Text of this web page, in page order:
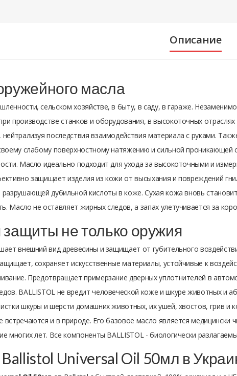
Описание
масла
сельском хозяйстве, в быту, в саду, в гараже.
производстве станков и оборудования, в высокоточных
последствия взаимодействия материала с руками.
слабому поверхностному натяжению и сильной
Масло идеально подходит для ухода за высокоточными и
защищает изделия из кожи от высыхания и повреждений
разрушающей дубильной кислоты в коже. Сухая кожа вновь
Масло не оставляет жирных следов, а запах улетучивается за
не только оружия
внешний вид древесины и защищает от губительного
сохраняет искусственные материалы, устойчивые к
Предотвращает примерзание дверных уплотнителей в
BALLISTOL не вредит человеческой коже и шкуре животных и
шкуры и шерсти домашних животных, их ушей, хвостов, грив и
и в природе. Его базовое масло является
многих лет. Все компоненты BALLISTOL - биологически
Ballistol Universal Oil 50мл в